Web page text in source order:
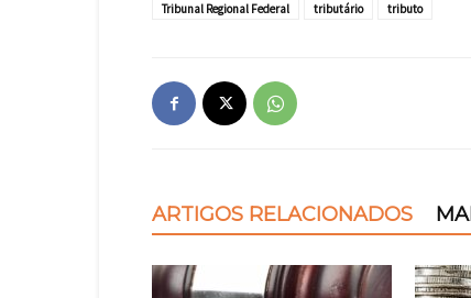
Tribunal Regional Federal
tributário tributo
ARTIGOS RELACIONADOS